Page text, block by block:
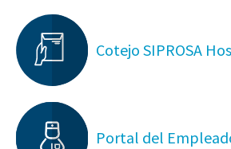
Cotejo SIPROSA
Portal del